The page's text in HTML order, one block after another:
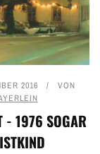
2016
VON
- 1976 SOGAR